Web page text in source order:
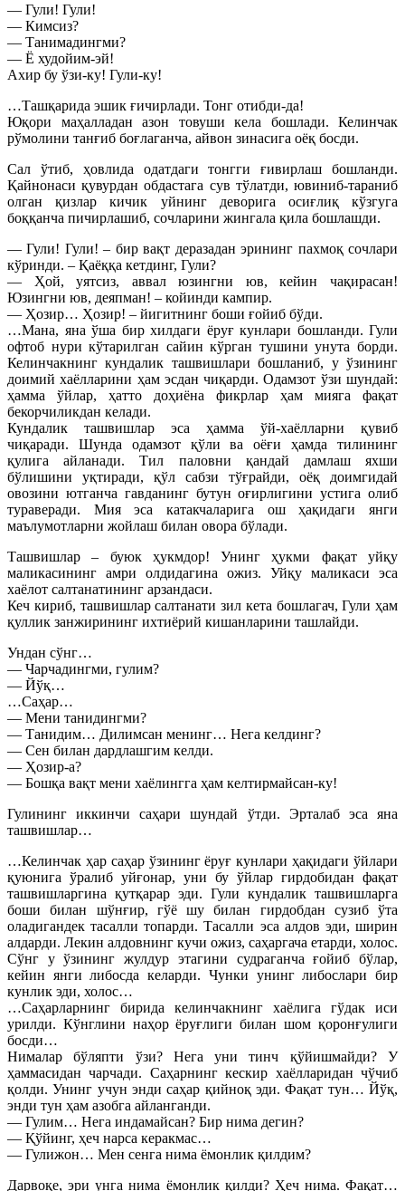
— Гули! Гули!
— Кимсиз?
— Танимадингми?
— Ё худойим-эй!
Ахир бу ўзи-ку! Гули-ку!
…Ташқарида эшик ғичирлади. Тонг отибди-да!
Юқори маҳалладан азон товуши кела бошлади. Келинчак
рўмолини танғиб боғлаганча, айвон зинасига оёқ босди.
Сал ўтиб, ҳовлида одатдаги тонгги ғивирлаш бошланди.
Қайнонаси қувурдан обдастага сув тўлатди, ювиниб-тараниб
олган қизлар кичик уйнинг деворига осиғлиқ кўзгуга
боққанча пичирлашиб, сочларини жингала қила бошлашди.
— Гули! Гули! – бир вақт деразадан эрининг пахмоқ сочлари
кўринди. – Қаёққа кетдинг, Гули?
— Ҳой, уятсиз, аввал юзингни юв, кейин чақирасан!
Юзингни юв, деяпман! – койинди кампир.
— Ҳозир… Ҳозир! – йигитнинг боши ғойиб бўди.
…Мана, яна ўша бир хилдаги ёруғ кунлари бошланди. Гули
офтоб нури кўтарилган сайин кўрган тушини унута борди.
Келинчакнинг кундалик ташвишлари бошланиб, у ўзининг
доимий хаёлларини ҳам эсдан чиқарди. Одамзот ўзи шундай:
ҳамма ўйлар, ҳатто доҳиёна фикрлар ҳам мияга фақат
бекорчиликдан келади.
Кундалик ташвишлар эса ҳамма ўй-хаёлларни қувиб
чиқаради. Шунда одамзот қўли ва оёғи ҳамда тилининг
қулига айланади. Тил паловни қандай дамлаш яхши
бўлишини уқтиради, қўл сабзи тўғрайди, оёқ доимгидай
овозини ютганча гавданинг бутун оғирлигини устига олиб
тураверади. Мия эса катакчаларига ош ҳақидаги янги
маълумотларни жойлаш билан овора бўлади.
Ташвишлар – буюк ҳукмдор! Унинг ҳукми фақат уйқу
маликасининг амри олдидагина ожиз. Уйқу маликаси эса
хаёлот салтанатининг арзандаси.
Кеч кириб, ташвишлар салтанати зил кета бошлагач, Гули ҳам
қуллик занжирининг ихтиёрий кишанларини ташлайди.
Ундан сўнг…
— Чарчадингми, гулим?
— Йўқ…
…Саҳар…
— Мени танидингми?
— Танидим… Дилимсан менинг… Нега келдинг?
— Сен билан дардлашгим келди.
— Ҳозир-а?
— Бошқа вақт мени хаёлингга ҳам келтирмайсан-ку!
Гулининг иккинчи саҳари шундай ўтди. Эрталаб эса яна
ташвишлар…
…Келинчак ҳар саҳар ўзининг ёруғ кунлари ҳақидаги ўйлари
қуюнига ўралиб уйғонар, уни бу ўйлар гирдобидан фақат
ташвишларгина қутқарар эди. Гули кундалик ташвишларга
боши билан шўнғир, гўё шу билан гирдобдан сузиб ўта
оладигандек тасалли топарди. Тасалли эса алдов эди, ширин
алдарди. Лекин алдовнинг кучи ожиз, саҳаргача етарди, холос.
Сўнг у ўзининг жулдур этагини судраганча ғойиб бўлар,
кейин янги либосда келарди. Чунки унинг либослари бир
кунлик эди, холос…
…Саҳарларнинг бирида келинчакнинг хаёлига гўдак иси
урилди. Кўнглини наҳор ёруғлиги билан шом қоронғулиги
босди…
Нималар бўляпти ўзи? Нега уни тинч қўйишмайди? У
ҳаммасидан чарчади. Саҳарнинг кескир хаёлларидан чўчиб
қолди. Унинг учун энди саҳар қийноқ эди. Фақат тун… Йўқ,
энди тун ҳам азобга айланганди.
— Гулим… Нега индамайсан? Бир нима дегин?
— Қўйинг, ҳеч нарса керакмас…
— Гулижон… Мен сенга нима ёмонлик қилдим?
Дарвоқе, эри унга нима ёмонлик қилди? Ҳеч нима. Фақат…